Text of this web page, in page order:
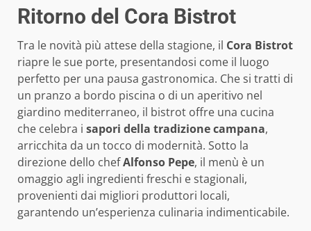
Ritorno del Cora Bistrot
Tra le novità più attese della stagione, il Cora Bistrot
riapre le sue porte, presentandosi come il luogo
perfetto per una pausa gastronomica. Che si tratti di
un pranzo a bordo piscina o di un aperitivo nel
giardino mediterraneo, il bistrot offre una cucina
che celebra i sapori della tradizione campana,
arricchita da un tocco di modernità. Sotto la
direzione dello chefAlfonso Pepe, il menù è un
omaggio agli ingredienti freschi e stagionali,
provenienti dai migliori produttori locali,
garantendo un’esperienza culinaria indimenticabile.